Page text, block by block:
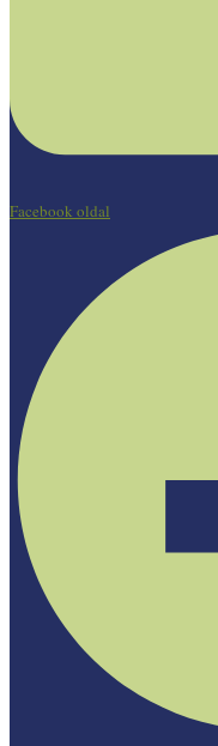
Facebook oldal